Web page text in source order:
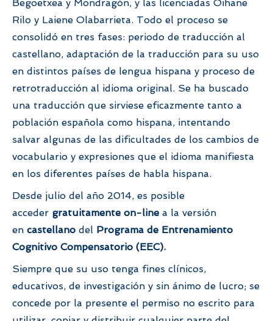
Begoetxea y Mondragón, y las licenciadas Oihane
Rilo y Laiene Olabarrieta. Todo el proceso se
consolidó en tres fases: periodo de traducción al
castellano, adaptación de la traducción para su uso
en distintos países de lengua hispana y proceso de
retrotraducción al idioma original. Se ha buscado
una traducción que sirviese eficazmente tanto a
población española como hispana, intentando
salvar algunas de las dificultades de los cambios de
vocabulario y expresiones que el idioma manifiesta
en los diferentes países de habla hispana.
Desde julio del año 2014, es posible
acceder gratuitamente on-line a la versión
en castellano del Programa de Entrenamiento
Cognitivo Compensatorio (EEC).
Siempre que su uso tenga fines clínicos,
educativos, de investigación y sin ánimo de lucro; se
concede por la presente el permiso no escrito para